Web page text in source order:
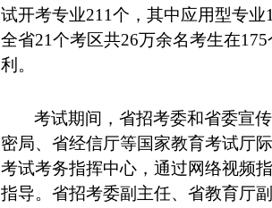
试开考专业211个，其中应用型专业
全省21个考区共26万余名考生在175
利。
考试期间，省招考委和省委宣
密局、省经信厅等国家教育考试厅
考试考务指挥中心，通过网络视频
指导。省招考委副主任、省教育厅